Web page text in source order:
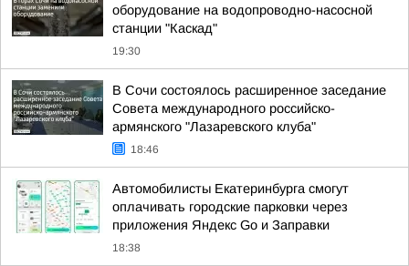
оборудование на водопроводно-насосной
станции "Каскад"
19:30
В Сочи состоялось расширенное заседание
Совета международного российско-
армянского "Лазаревского клуба"
18:46
Автомобилисты Екатеринбурга смогут
оплачивать городские парковки через
приложения Яндекс Go и Заправки
18:38